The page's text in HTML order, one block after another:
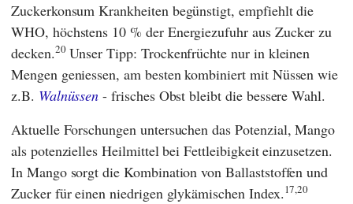
Zuckerkonsum Krankheiten begünstigt, empfiehlt die
WHO, höchstens 10 % der Energiezufuhr aus Zucker zu
decken.20 Unser Tipp: Trockenfrüchte nur in kleinen
Mengen geniessen, am besten kombiniert mit Nüssen wie
z.B. Walnüssen - frisches Obst bleibt die bessere Wahl.
Aktuelle Forschungen untersuchen das Potenzial, Mango
als potenzielles Heilmittel bei Fettleibigkeit einzusetzen.
In Mango sorgt die Kombination von Ballaststoffen und
Zucker für einen niedrigen glykämischen Index.17,20